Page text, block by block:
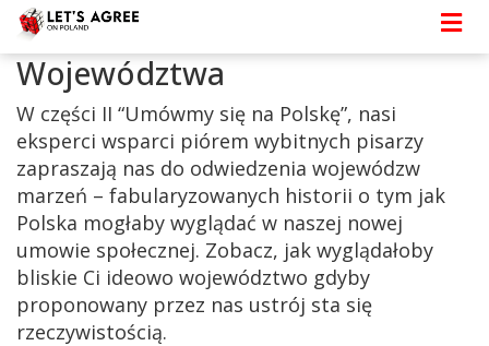
Strona główna
Województwa
W części II “Umówmy się na Polskę”, nasi
eksperci wsparci piórem wybitnych pisarzy
zapraszają nas do odwiedzenia wojewódzw
marzeń – fabularyzowanych historii o tym jak
Polska mogłaby wyglądać w naszej nowej
umowie społecznej. Zobacz, jak wyglądałoby
bliskie Ci ideowo województwo gdyby
proponowany przez nas ustrój sta się
rzeczywistością.